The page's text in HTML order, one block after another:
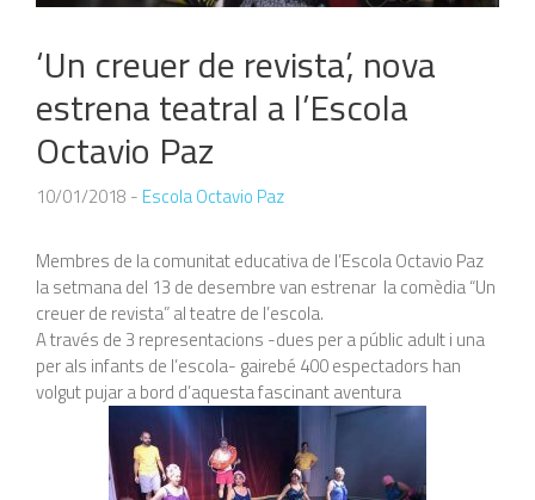
‘Un creuer de revista’, nova
estrena teatral a l’Escola
Octavio Paz
10/01/2018 - Escola Octavio Paz
Membres de la comunitat educativa de l’Escola Octavio Paz
la setmana del 13 de desembre van estrenar la comèdia “Un
creuer de revista” al teatre de l’escola.
A través de 3 representacions -dues per a públic adult i una
per als infants de l’escola- gairebé 400 espectadors han
volgut pujar a bord d’aquesta fascinant aventura